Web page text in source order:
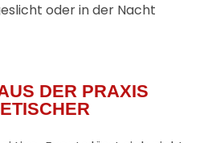
oder in der Nacht
DER PRAXIS